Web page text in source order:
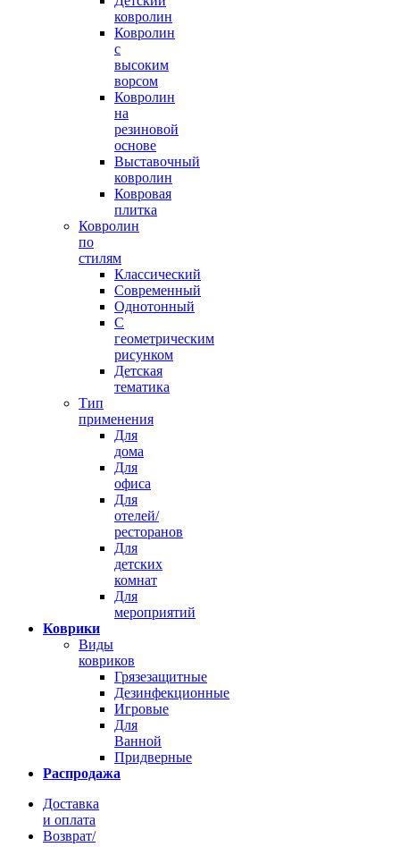
ковролин
Ковролин
с
высоким
ворсом
Ковролин
на
резиновой
основе
Выставочный
ковролин
Ковровая
плитка
Ковролин
по
стилям
Классический
Современный
Однотонный
С
геометрическим
рисунком
Детская
тематика
Тип
применения
Для
дома
Для
офиса
Для
отелей/
ресторанов
Для
детских
комнат
Для
мероприятий
Коврики
Виды
ковриков
Грязезащитные
Дезинфекционные
Игровые
Для
Ванной
Придверные
Распродажа
Доставка
и оплата
Возврат/